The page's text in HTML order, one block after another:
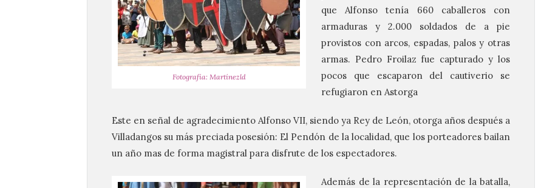
Fotografía: Martínezld
que Alfonso tenía 660 caballeros con
armaduras y 2.000 soldados de a pie
provistos con arcos, espadas, palos y otras
armas. Pedro Froilaz fue capturado y los
pocos que escaparon del cautiverio se
refugiaron en Astorga
Este en señal de agradecimiento Alfonso VII, siendo ya Rey de León, otorga años después a
Villadangos su más preciada posesión: El Pendón de la localidad, que los porteadores bailan
un año mas de forma magistral para disfrute de los espectadores.
Además de la representación de la batalla,